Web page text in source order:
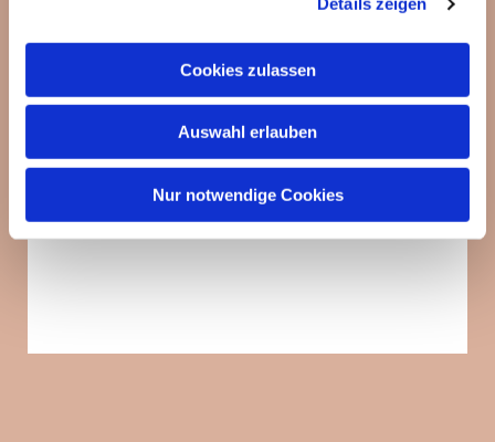
Cookies zulassen
Auswahl erlauben
Nur notwendige Cookies